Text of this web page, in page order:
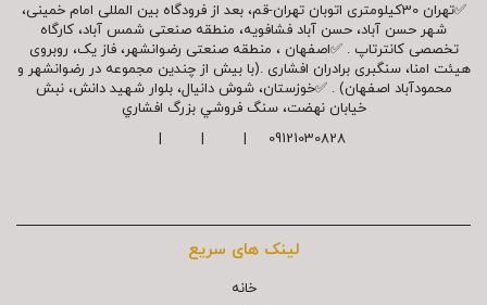
✅تهران 30کیلومتری اتوبان تهران-قم، بعد از فرودگاه بین المللی امام خمینی،
شهر حسن آباد، حسن آباد فشافویه، منطقه صنعتی شمس آباد، کارگاه
تخصصی کانترتاپ . ✅اصفهان ، منطقه صنعتی رضوانشهر، فاز یک، روبروی
هیئت امنا، سنگبری برادران افشاری .(با بیش از چندین مجموعه در رضوانشهر و
محمودآباد اصفهان) . ✅خوزستان، شوش دانیال، بلوار شهيد دانش، نبش
خیابان نهضت، سنگ فروشي بزرگ افشاري
09121030828 | | |
لینک های سریع
خانه